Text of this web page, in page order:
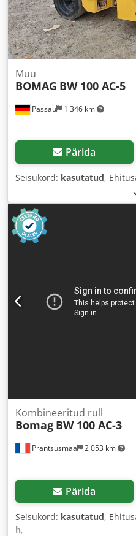
Passau 1 346 km
Muu
BOMAG BW 100 AC-5
Pärida
Seisukord: kasutatud,
Prantsusmaa 2 053 km
Kombineeritud rull
Bomag BW 100 AC-3
Pärida
Seisukord: kasutatud,
h,